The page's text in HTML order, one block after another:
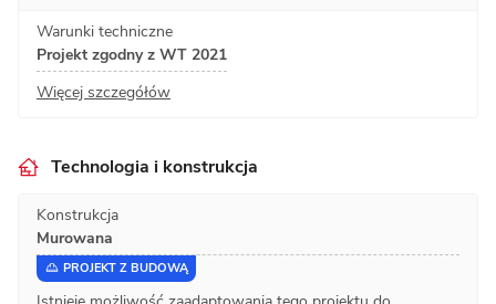
Warunki techniczne
Projekt zgodny z WT 2021
Więcej szczegółów
Technologia i konstrukcja
Konstrukcja
Murowana
PROJEKT Z BUDOWĄ